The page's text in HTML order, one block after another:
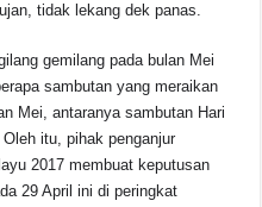
tidak lekang dek panas.
gemilang pada bulan Mei
sambutan yang meraikan
Mei, antaranya sambutan Hari
itu, pihak penganjur
2017 membuat keputusan
29 April ini di peringkat